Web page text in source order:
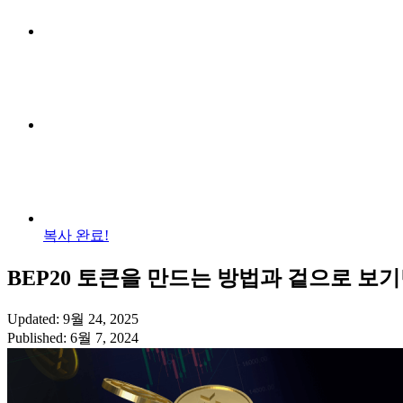
복사 완료!
BEP20 토큰을 만드는 방법과 겉으로 보
Updated: 9월 24, 2025
Published: 6월 7, 2024